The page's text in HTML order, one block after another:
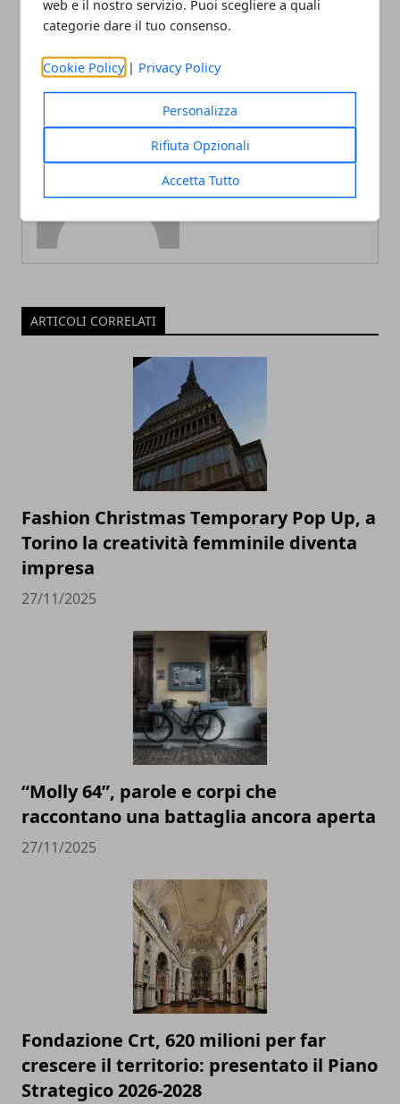
web e il nostro servizio. Puoi scegliere a quali
categorie dare il tuo consenso.
Cookie Policy | Privacy Policy
Personalizza
Rifiuta Opzionali
Accetta Tutto
prospettiva
Redazione
ARTICOLI CORRELATI
Fashion Christmas Temporary Pop Up, a
Torino la creatività femminile diventa
impresa
27/11/2025
“Molly 64”, parole e corpi che
raccontano una battaglia ancora aperta
27/11/2025
Fondazione Crt, 620 milioni per far
crescere il territorio: presentato il Piano
Strategico 2026-2028